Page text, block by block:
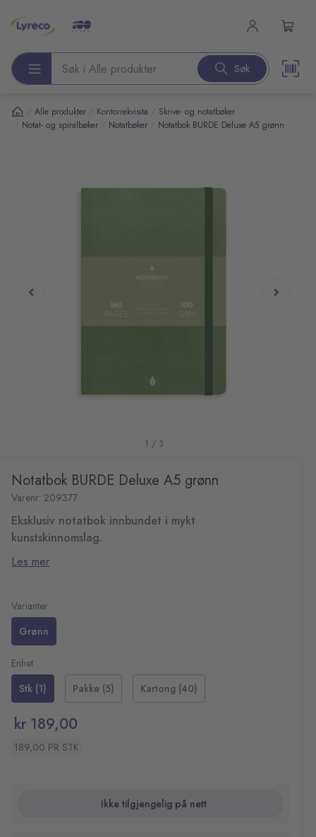
Søk etter produkter Søk
Alle produkter Kontorrekvisita Skrive- og notatbøker
Notat- og spiralbøker Notatbøker Notatbok BURDE Deluxe A5 grønn
1 / 3
Notatbok BURDE Deluxe A5 grønn
Varenr: 209377
Eksklusiv notatbok innbundet i mykt
kunstskinnomslag.
Lesebånd og oppbevaringslomme bak.
Linjerte ark
80 blad (160 sider)
Format: A5
Les mer
Varianter
Grønn
Enhet
Stk (1)
Pakke (5) Kartong (40)
kr 189,00
189,00 PR STK
Ikke tilgjengelig på nett